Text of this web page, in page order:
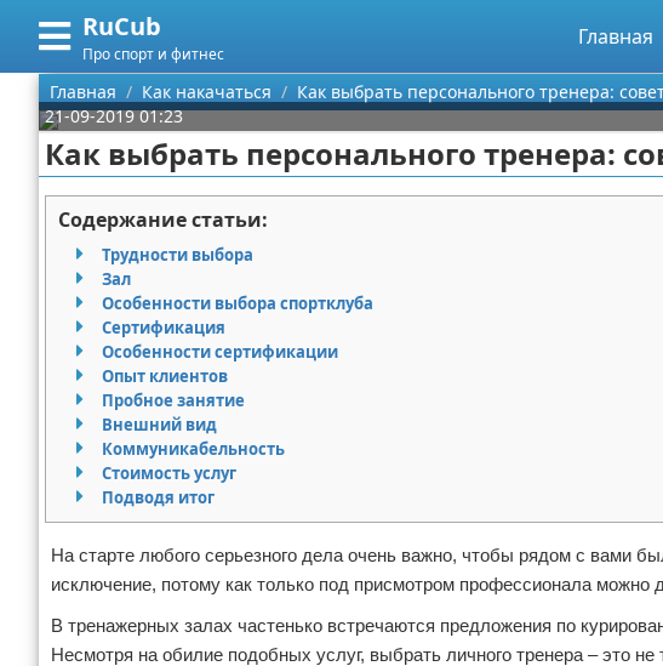
RuCub
Про спорт и фитнес
Главная
Меню
Главная
Категории
Аэробика
Разное про спорт
Баскетбол
Бодибилдинг
Конный спорт
Экстримальный спорт
Футбол
Боевые виды искусства
Как накачаться
Поиск
О проекте
Контакты
Сотрудничество
Размещение рекламы
Для правообладателей
Условия предоставления информации
Отказ от ответственности
Главная Как накачаться
Как выбрать персонального тренера:
21-09-2019 01:23
Как выбрать персонального тренера:
Содержание статьи:
Трудности выбора
Зал
Особенности выбора спортклуба
Сертификация
Особенности сертификации
Опыт клиентов
Пробное занятие
Внешний вид
Коммуникабельность
Стоимость услуг
Подводя итог
На старте любого серьезного дела очень важно, чтобы рядом с вами
исключение, потому как только под присмотром профессионала можно
В тренажерных залах частенько встречаются предложения по
Несмотря на обилие подобных услуг, выбрать личного тренера – это